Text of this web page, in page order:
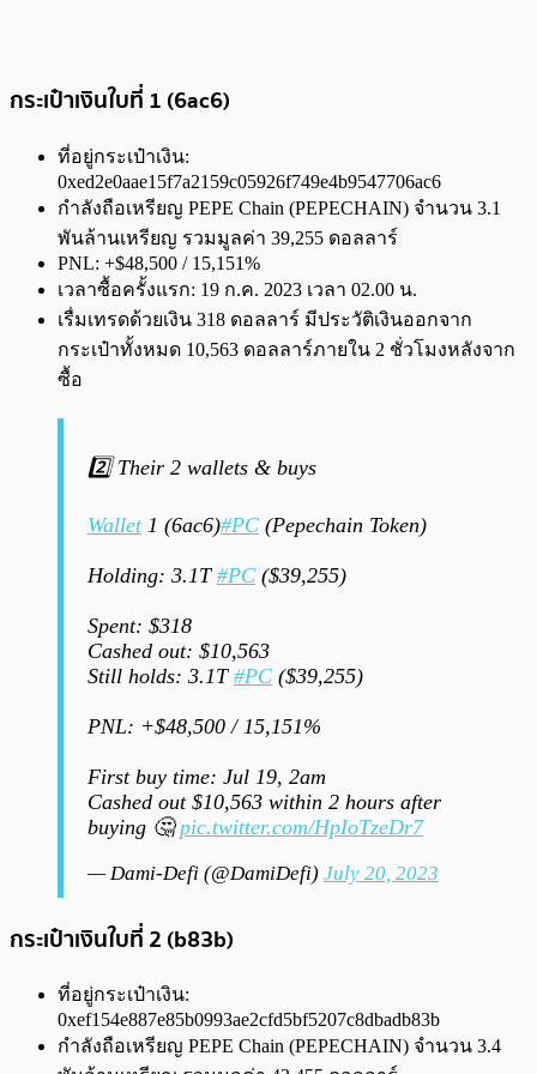
กระเป๋าเงินใบที่ 1 (6ac6)
ที่อยู่กระเป๋าเงิน:
0xed2e0aae15f7a2159c05926f749e4b9547706ac6
กำลังถือเหรียญ PEPE Chain (PEPECHAIN) จำนวน 3.1
พันล้านเหรียญ รวมมูลค่า 39,255 ดอลลาร์
PNL: +$48,500 / 15,151%
เวลาซื้อครั้งแรก: 19 ก.ค. 2023 เวลา 02.00 น.
เรื่มเทรดด้วยเงิน 318 ดอลลาร์ มีประวัติเงินออกจาก
กระเป๋าทั้งหมด 10,563 ดอลลาร์ภายใน 2 ชั่วโมงหลังจาก
ซื้อ
2️⃣ Their 2 wallets & buys
Wallet1 (6ac6)#PC (Pepechain Token)
Holding: 3.1T #PC ($39,255)
Spent: $318
Cashed out: $10,563
Still holds: 3.1T #PC ($39,255)
PNL: +$48,500 / 15,151%
First buy time: Jul 19, 2am
Cashed out $10,563 within 2 hours after
buying 🤔pic.twitter.com/HpIoTzeDr7
— Dami-Defi (@DamiDefi) July 20, 2023
กระเป๋าเงินใบที่ 2 (b83b)
ที่อยู่กระเป๋าเงิน:
0xef154e887e85b0993ae2cfd5bf5207c8dbadb83b
กำลังถือเหรียญ PEPE Chain (PEPECHAIN) จำนวน 3.4